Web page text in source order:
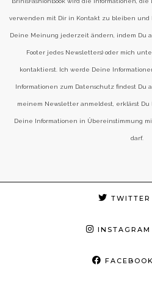
verwenden mit Dir in Kontakt zu bleiben und
Deine Meinung jederzeit ändern, indem Du
Footer jedes Newsletters) oder mich
kontaktierst. Ich werde Deine
Informationen zum Datenschutz findest Du
meinem Newsletter anmeldest, erklärst Du
Deine Informationen in Übereinstimmung
darf.
TWITTER
INSTAGRAM
FACEBOOK